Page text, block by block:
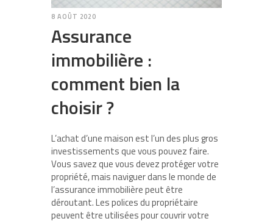
8 AOÛT 2020
Assurance
immobilière :
comment bien la
choisir ?
L’achat d’une maison est l’un des plus gros
investissements que vous pouvez faire.
Vous savez que vous devez protéger votre
propriété, mais naviguer dans le monde de
l’assurance immobilière peut être
déroutant. Les polices du propriétaire
peuvent être utilisées pour couvrir votre